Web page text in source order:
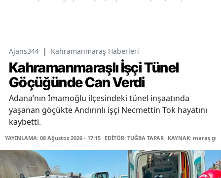
Ajans344 | Kahramanmaraş Haberleri
Kahramanmaraşlı İşçi Tünel
Göçüğünde Can Verdi
Adana’nın İmamoğlu ilçesindeki tünel inşaatında
yaşanan göçükte Andırınlı işçi Necmettin Tok hayatını
kaybetti.
YAYINLAMA: 08 Ağustos 2026 - 17:15 EDİTÖR: TUĞBA TAPAR KAYNAK: maraş